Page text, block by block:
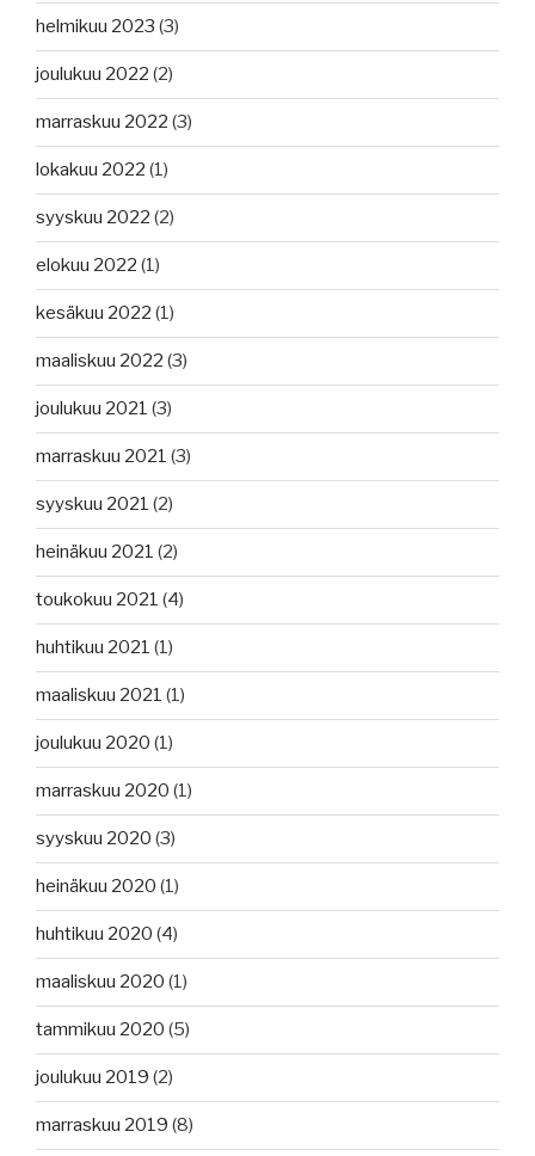
helmikuu 2023 (3)
joulukuu 2022 (2)
marraskuu 2022 (3)
lokakuu 2022 (1)
syyskuu 2022 (2)
elokuu 2022 (1)
kesäkuu 2022 (1)
maaliskuu 2022 (3)
joulukuu 2021 (3)
marraskuu 2021 (3)
syyskuu 2021 (2)
heinäkuu 2021 (2)
toukokuu 2021 (4)
huhtikuu 2021 (1)
maaliskuu 2021 (1)
joulukuu 2020 (1)
marraskuu 2020 (1)
syyskuu 2020 (3)
heinäkuu 2020 (1)
huhtikuu 2020 (4)
maaliskuu 2020 (1)
tammikuu 2020 (5)
joulukuu 2019 (2)
marraskuu 2019 (8)